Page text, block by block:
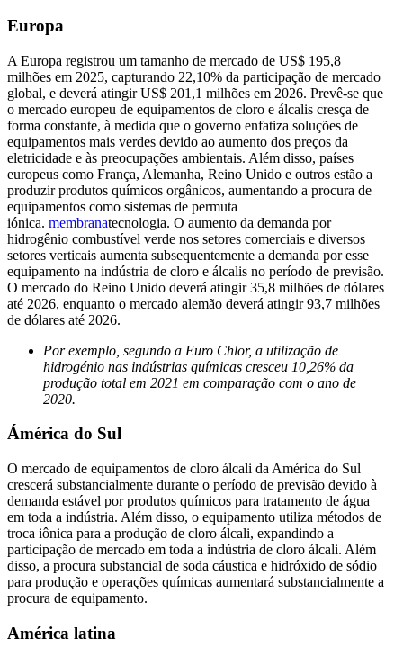
Europa
A Europa registrou um tamanho de mercado de US$ 195,8
milhões em 2025, capturando 22,10% da participação de mercado
global, e deverá atingir US$ 201,1 milhões em 2026. Prevê-se que
o mercado europeu de equipamentos de cloro e álcalis cresça de
forma constante, à medida que o governo enfatiza soluções de
equipamentos mais verdes devido ao aumento dos preços da
eletricidade e às preocupações ambientais. Além disso, países
europeus como França, Alemanha, Reino Unido e outros estão a
produzir produtos químicos orgânicos, aumentando a procura de
equipamentos como sistemas de permuta
iónica. membranatecnologia. O aumento da demanda por
hidrogênio combustível verde nos setores comerciais e diversos
setores verticais aumenta subsequentemente a demanda por esse
equipamento na indústria de cloro e álcalis no período de previsão.
O mercado do Reino Unido deverá atingir 35,8 milhões de dólares
até 2026, enquanto o mercado alemão deverá atingir 93,7 milhões
de dólares até 2026.
Por exemplo, segundo a Euro Chlor, a utilização de
hidrogénio nas indústrias químicas cresceu 10,26% da
produção total em 2021 em comparação com o ano de
2020.
Ámérica do Sul
O mercado de equipamentos de cloro álcali da América do Sul
crescerá substancialmente durante o período de previsão devido à
demanda estável por produtos químicos para tratamento de água
em toda a indústria. Além disso, o equipamento utiliza métodos de
troca iônica para a produção de cloro álcali, expandindo a
participação de mercado em toda a indústria de cloro álcali. Além
disso, a procura substancial de soda cáustica e hidróxido de sódio
para produção e operações químicas aumentará substancialmente a
procura de equipamento.
América latina